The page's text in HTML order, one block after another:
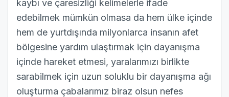
kaybı ve çaresizliği kelimelerle ifade
edebilmek mümkün olmasa da hem ülke içinde
hem de yurtdışında milyonlarca insanın afet
bölgesine yardım ulaştırmak için dayanışma
içinde hareket etmesi, yaralarımızı birlikte
sarabilmek için uzun soluklu bir dayanışma ağı
oluşturma çabalarımız biraz olsun nefes